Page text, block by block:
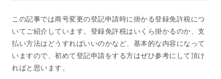
この記事では商号変更の登記申請時に掛かる登録免許税につ
いてご紹介しています。登録免許税はいくら掛かるのか、支
払い方法はどうすればいいのかなど、基本的な内容になって
いますので、初めて登記申請をする方はぜひ参考にして頂け
ればと思います。